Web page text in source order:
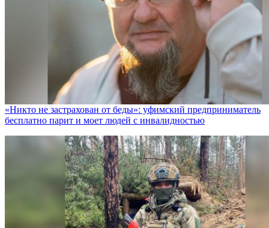
«Никто не заcтрахован от беды»: уфимский предприниматель
бесплатно парит и моет людей с инвалидностью